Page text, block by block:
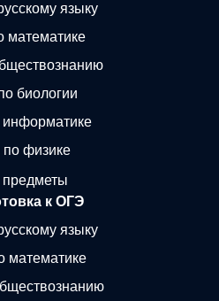
языку
математике
биологии
физике
предметы
к ОГЭ
языку
математике